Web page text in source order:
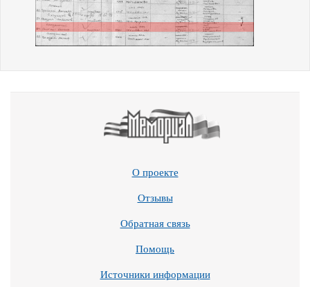
О проекте
Отзывы
Обратная связь
Помощь
Источники информации